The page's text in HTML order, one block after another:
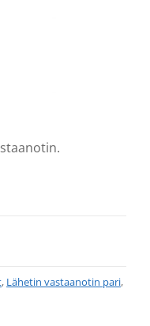
, Lähetin vastaanotin pari,